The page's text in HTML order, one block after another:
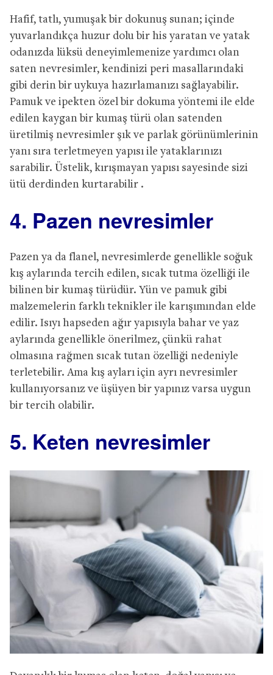
Hafif, tatlı, yumuşak bir dokunuş sunan; içinde
yuvarlandıkça huzur dolu bir his yaratan ve yatak
odanızda lüksü deneyimlemenize yardımcı olan
saten nevresimler, kendinizi peri masallarındaki
gibi derin bir uykuya hazırlamanızı sağlayabilir.
Pamuk ve ipekten özel bir dokuma yöntemi ile elde
edilen kaygan bir kumaş türü olan satenden
üretilmiş nevresimler şık ve parlak görünümlerinin
yanı sıra terletmeyen yapısı ile yataklarınızı
sarabilir. Üstelik, kırışmayan yapısı sayesinde sizi
ütü derdinden kurtarabilir .
4. Pazen nevresimler
Pazen ya da flanel, nevresimlerde genellikle soğuk
kış aylarında tercih edilen, sıcak tutma özelliği ile
bilinen bir kumaş türüdür. Yün ve pamuk gibi
malzemelerin farklı teknikler ile karışımından elde
edilir. Isıyı hapseden ağır yapısıyla bahar ve yaz
aylarında genellikle önerilmez, çünkü rahat
olmasına rağmen sıcak tutan özelliği nedeniyle
terletebilir. Ama kış ayları için ayrı nevresimler
kullanıyorsanız ve üşüyen bir yapınız varsa uygun
bir tercih olabilir.
5. Keten nevresimler